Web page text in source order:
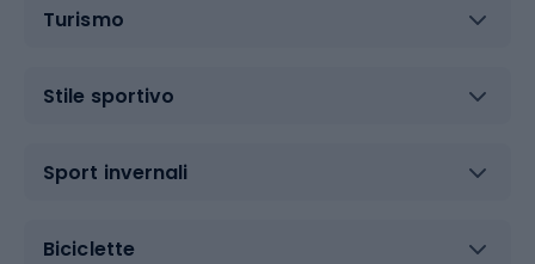
Turismo
Stile sportivo
Sport invernali
Biciclette